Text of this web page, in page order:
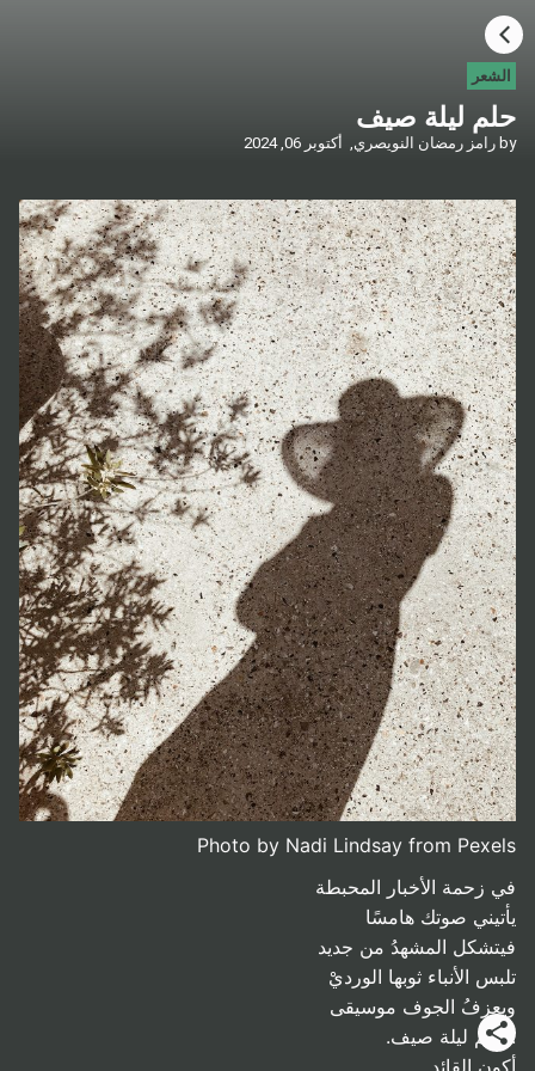
الشعر
حلم ليلة صيف
by رامز رمضان النويصري, أكتوبر 06, 2024
Photo by Nadi Lindsay from Pexels
في زحمة الأخبار المحبطة
يأتيني صوتك هامسًا
فيتشكل المشهدُ من جديد
تلبس الأنباء ثوبها الورديْ
ويعزفُ الجوف موسيقى
: حلم ليلة صيف.
أكون القائد
HOME
CATEGORIES
GO TO
VISIT WEBSITE